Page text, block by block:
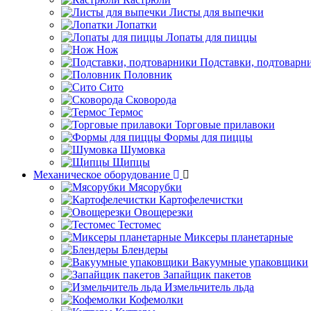
Листы для выпечки
Лопатки
Лопаты для пиццы
Нож
Подставки,
Половник
Сито
Сковорода
Термос
Торговые прилавоки
Формы для пиццы
Шумовка
Щипцы
Механическое оборудование
Мясорубки
Картофелечистки
Овощерезки
Тестомес
Миксеры планетарные
Блендеры
Вакуумные упаковщики
Запайщик пакетов
Измельчитель льда
Кофемолки